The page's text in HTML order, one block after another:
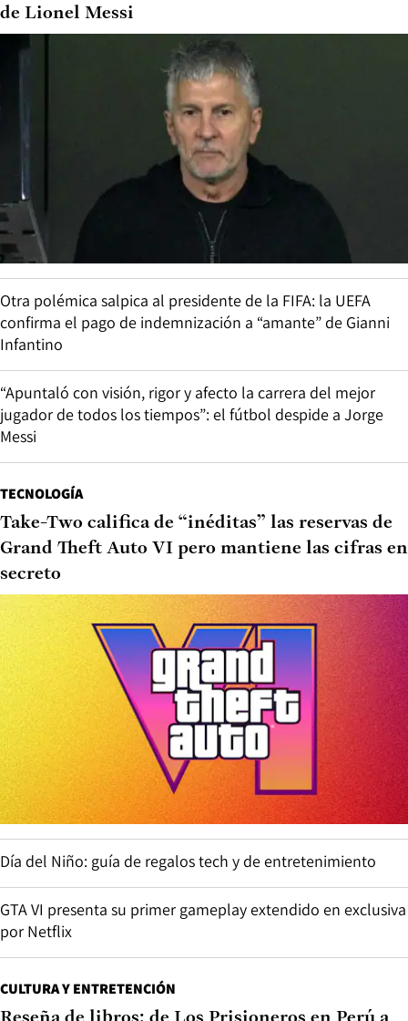
de Lionel Messi
Otra polémica salpica al presidente de la FIFA: la UEFA
confirma el pago de indemnización a “amante” de Gianni
Infantino
“Apuntaló con visión, rigor y afecto la carrera del mejor
jugador de todos los tiempos”: el fútbol despide a Jorge
Messi
TECNOLOGÍA
Take-Two califica de “inéditas” las reservas de
Grand Theft Auto VI pero mantiene las cifras en
secreto
Día del Niño: guía de regalos tech y de entretenimiento
GTA VI presenta su primer gameplay extendido en exclusiva
por Netflix
CULTURA Y ENTRETENCIÓN